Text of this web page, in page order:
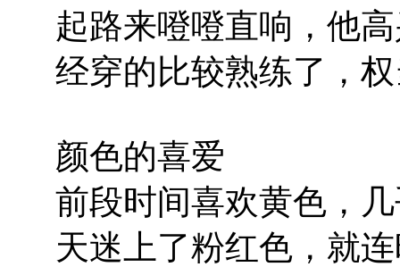
起路来噔噔直响，他
经穿的比较熟练了，
颜色的喜爱
前段时间喜欢黄色，
天迷上了粉红色，就